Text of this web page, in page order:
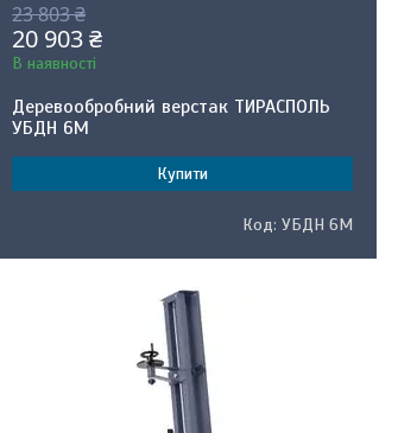
23 803 ₴
20 903 ₴
В наявності
Деревообробний верстак ТИРАСПОЛЬ
УБДН 6М
Купити
УБДН 6М